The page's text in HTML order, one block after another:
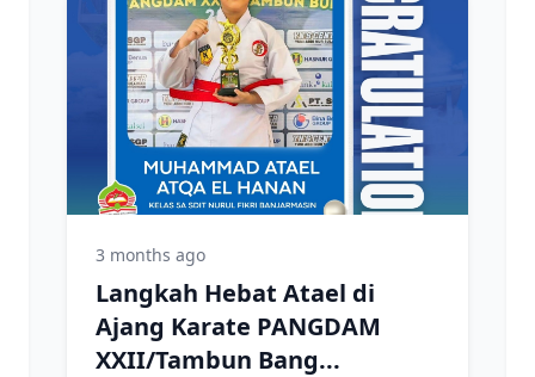
3 months ago
Langkah Hebat Atael di
Ajang Karate PANGDAM
XXII/Tambun Bang...